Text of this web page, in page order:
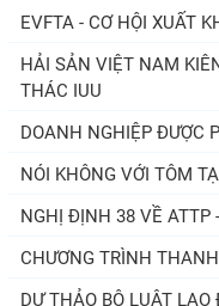
EVFTA - CƠ HỘI XUẤT
HẢI SẢN VIỆT NAM
THÁC IUU
DOANH NGHIỆP ĐƯỢC
NÓI KHÔNG VỚI TÔM
NGHỊ ĐỊNH 38 VỀ ATTP
CHƯƠNG TRÌNH
DỰ THẢO BỘ LUẬT